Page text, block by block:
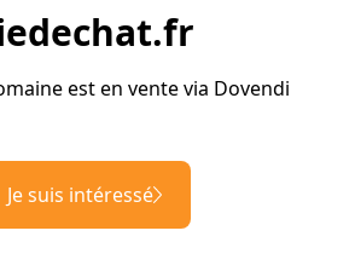
est en vente via Dovendi
Je suis intéressé